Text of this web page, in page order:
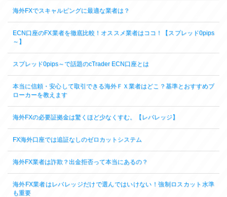
海外FXでスキャルピングに最適な業者は？
ECN口座のFX業者を徹底比較！オススメ業者はココ！【スプレッド0pips
～】
スプレッド0pips～で話題のcTrader ECN口座とは
本当に信頼・安心して取引できる海外ＦＸ業者はどこ？基準とおすすめブ
ローカーを教えます
海外FXの必要証拠金は驚くほど少なくすむ。【レバレッジ】
FX海外口座では追証なしのゼロカットシステム
海外FX業者は詐欺？出金拒否って本当にあるの？
海外FX業者はレバレッジだけで選んではいけない！強制ロスカット水準
も重要